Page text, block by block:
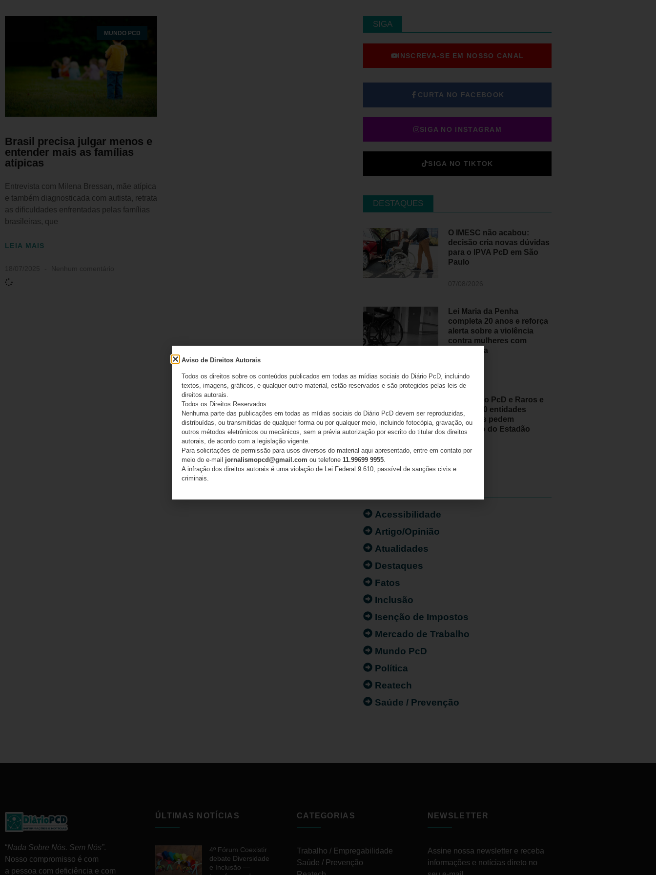
MUNDO PCD
Brasil precisa julgar menos e
entender mais as famílias
atípicas
Entrevista com Milena Bressan, mãe atípica
e também diagnosticada com autista, retrata
as dificuldades enfrentadas pelas famílias
brasileiras, que
LEIA MAIS
SIGA
INSCREVA-SE EM NOSSO CANAL
CURTA NO FACEBOOK
SIGA NO INSTAGRAM
SIGA NO TIKTOK
DESTAQUES
O IMESC não acabou:
decisão cria novas dúvidas
para o IPVA PcD em São
Paulo
Lei Maria da Penha
completa 20 anos e reforça
alerta sobre a violência
contra mulheres com
deficiência
07/08/2026
Movimento PcD e Raros e
mais de 50 entidades
brasileiras pedem
retratação do Estadão
06/08/2026
Acessibilidade
Artigo/Opinião
Atualidades
Destaques
Fatos
Inclusão
Isenção de Impostos
Mercado de Trabalho
Mundo PcD
Política
Reatech
Saúde / Prevenção
“Nada Sobre Nós. Sem Nós”.
Nosso compromisso é com
a pessoa com deficiência e com
ÚLTIMAS NOTÍCIAS
4º Fórum Coexistir
debate Diversidade
e Inclusão —
CATEGORIAS
Trabalho / Empregabilidade
Saúde / Prevenção
NEWSLETTER
Assine nossa newsletter e receba
informações e notícias direto no
Aviso de Direitos Autorais
Todos os direitos sobre os conteúdos publicados em todas as mídias sociais do Diário PcD, incluindo
textos, imagens, gráficos, e qualquer outro material, estão reservados e são protegidos pelas leis de
direitos autorais.
Todos os Direitos Reservados.
Nenhuma parte das publicações em todas as mídias sociais do Diário PcD devem ser reproduzidas,
distribuídas, ou transmitidas de qualquer forma ou por qualquer meio, incluindo fotocópia, gravação, ou
outros métodos eletrônicos ou mecânicos, sem a prévia autorização por escrito do titular dos direitos
autorais, de acordo com a legislação vigente.
Para solicitações de permissão para usos diversos do material aqui apresentado, entre em contato por
meio do e-mail jornalismopcd@gmail.com ou telefone 11.99699 9955.
A infração dos direitos autorais é uma violação de Lei Federal 9.610, passível de sanções civis e
criminais.